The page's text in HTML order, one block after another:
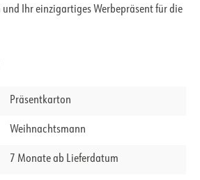
und Ihr einzigartiges Werbepräsent für die
Präsentkarton
Weihnachtsmann
7 Monate ab Lieferdatum